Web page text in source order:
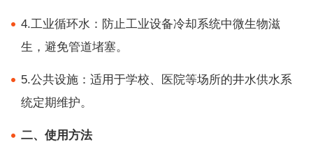
4.工业循环水：防止工业设备冷却系统中微生物滋
生，避免管道堵塞。
5.公共设施：适用于学校、医院等场所的井水供水系
统定期维护。
二、使用方法